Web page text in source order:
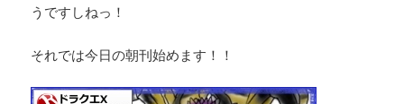
うですしねっ！
それでは今日の朝刊始めます！！